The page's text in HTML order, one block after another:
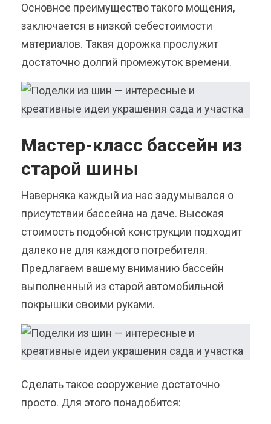
Основное преимущество такого мощения,
заключается в низкой себестоимости
материалов. Такая дорожка прослужит
достаточно долгий промежуток времени.
Мастер-класс бассейн из
старой шины
Наверняка каждый из нас задумывался о
присутствии бассейна на даче. Высокая
стоимость подобной конструкции подходит
далеко не для каждого потребителя.
Предлагаем вашему вниманию бассейн
выполненный из старой автомобильной
покрышки своими руками.
Сделать такое сооружение достаточно
просто. Для этого понадобится: